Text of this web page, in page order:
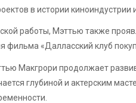
в истории
работы, Мэттью также
фильма «Далласский клуб
Макгрори продолжает
глубиной и актерским